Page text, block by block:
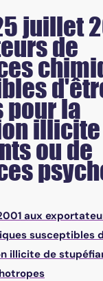
juillet
de
la
illicite
ou de
aux
susceptibles
illicite de